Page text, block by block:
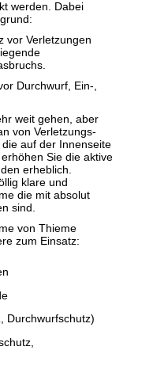
werden. Dabei
vor Verletzungen
Durchwurf, Ein-,
weit gehen, aber
von Verletzungs-
auf der Innenseite
Sie die aktive
erheblich.
klare und
die mit absolut
sind.
von Thieme
zum Einsatz:
Durchwurfschutz)